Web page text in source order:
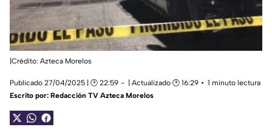
|Crédito: Azteca Morelos
Publicado 27/04/2025 | 🕑 22:59 | Actualizado 🕑 16:29
1 minuto lectura
Escrito por: Redacción TV Azteca Morelos